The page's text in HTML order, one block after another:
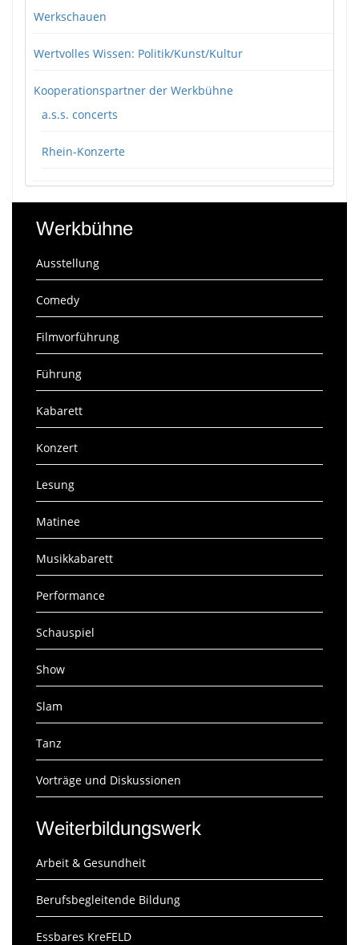
Werkschauen
Wertvolles Wissen: Politik/Kunst/Kultur
Kooperationspartner der Werkbühne
a.s.s. concerts
Rhein-Konzerte
Werkbühne
Ausstellung
Comedy
Filmvorführung
Führung
Kabarett
Konzert
Lesung
Matinee
Musikkabarett
Performance
Schauspiel
Show
Slam
Tanz
Vorträge und Diskussionen
Weiterbildungswerk
Arbeit & Gesundheit
Berufsbegleitende Bildung
Essbares KreFELD